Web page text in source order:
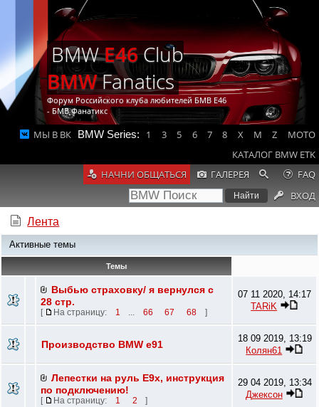
BMWE46Club
BMWFanatics
Форум Российского клуба любителей БМВ Е46
- БМВ Фанатикс
МЫ В ВК BMW Series: 1 3 5 6 7 8 X M Z
MOTO
КАТАЛОГ BMW ETK
НАЧНИ ОБЩАТЬСЯ
ГАЛЕРЕЯ
FAQ
ВХОД
Лента
Активные темы
Темы
Выбью страховку/ я вернулся с
28 стр.
[ На страницу: 1 ... 66 67 68 ]
07 11 2020, 14:17
TARiK
Производство BMW e91
18 09 2019, 13:19
Колян61
Лепестки на руль E9х, инструкция
по подключению!
[ На страницу: 1 2 ]
29 04 2019, 13:34
Джексон